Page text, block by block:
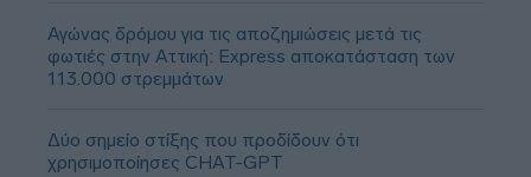
Αγώνας δρόμου για τις αποζημιώσεις μετά τις
φωτιές στην Αττική: Express αποκατάσταση των
113.000 στρεμμάτων
Δύο σημείο στίξης που προδίδουν ότι
χρησιμοποίησες CHAT-GPT